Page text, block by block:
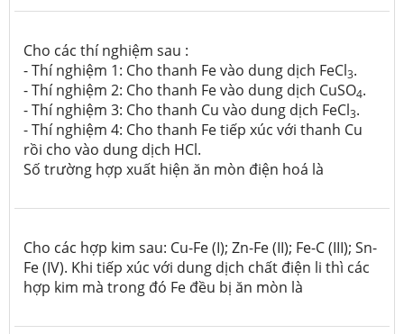
Cho các thí nghiệm sau :
- Thí nghiệm 1: Cho thanh Fe vào dung dịch FeCl3.
- Thí nghiệm 2: Cho thanh Fe vào dung dịch CuSO4.
- Thí nghiệm 3: Cho thanh Cu vào dung dịch FeCl3.
- Thí nghiệm 4: Cho thanh Fe tiếp xúc với thanh Cu
rồi cho vào dung dịch HCl.
Số trường hợp xuất hiện ăn mòn điện hoá là
Cho các hợp kim sau: Cu-Fe (I); Zn-Fe (II); Fe-C (III); Sn-
Fe (IV). Khi tiếp xúc với dung dịch chất điện li thì các
hợp kim mà trong đó Fe đều bị ăn mòn là